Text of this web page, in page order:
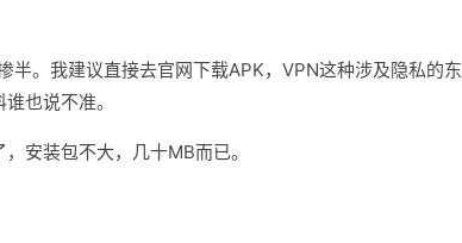
半。我建议直接去官网下载APK，VPN这种涉及隐私的东
也说不准。
安装包不大，几十MB而已。